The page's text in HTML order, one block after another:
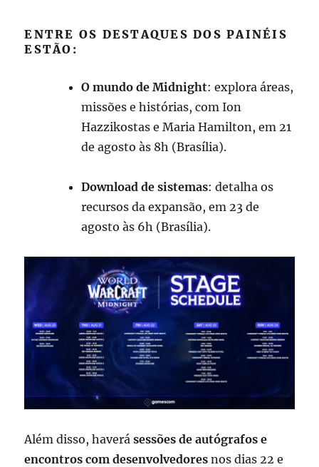
ENTRE OS DESTAQUES DOS PAINÉIS
ESTÃO:
O mundo de Midnight: explora áreas,
missões e histórias, com Ion
Hazzikostas e Maria Hamilton, em 21
de agosto às 8h (Brasília).
Download de sistemas: detalha os
recursos da expansão, em 23 de
agosto às 6h (Brasília).
Além disso, haverásessões de autógrafos e
encontros com desenvolvedores nos dias 22 e